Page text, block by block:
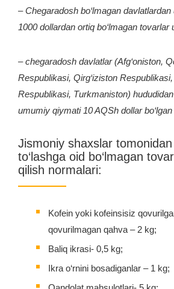
– Chegaradosh bo‘lmagan
1000 dollardan ortiq bo‘lmagan tovarlar
– chegaradosh davlatlar (Afg‘oniston,
Respublikasi, Qirg‘iziston
Respublikasi, Тurkmaniston)
umumiy qiymati 10 AQSh dollar
Jismoniy shaxslar
to‘lashga oid bo‘lmagan
qilish normalari:
Kofein yoki kofeinsisiz
qovurilmagan qahva – 2 kg;
Baliq ikrasi- 0,5 kg;
Ikra o‘rnini bosadiganlar – 1 kg;